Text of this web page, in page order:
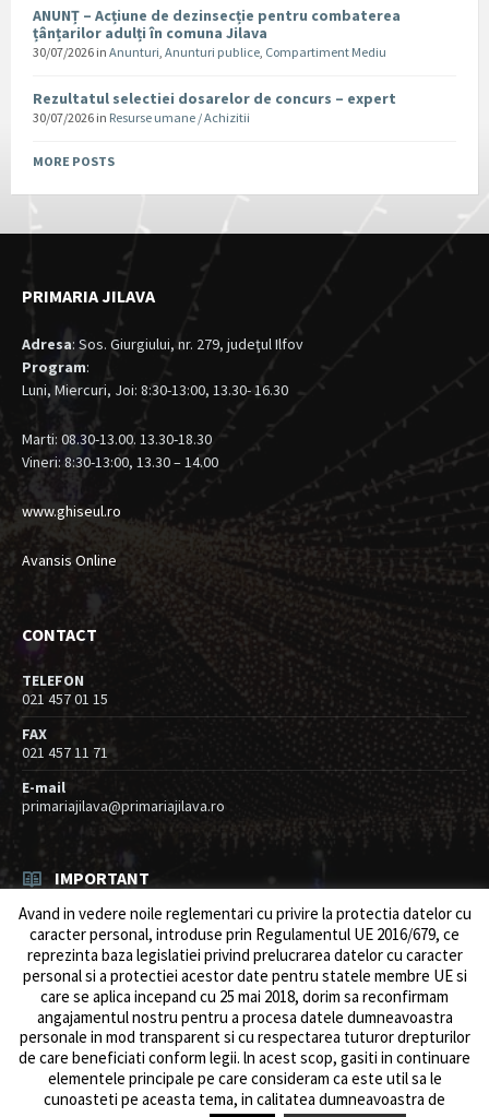
ANUNȚ – Acțiune de dezinsecție pentru combaterea
țânțarilor adulți în comuna Jilava
30/07/2026 in Anunturi, Anunturi publice, Compartiment Mediu
Rezultatul selectiei dosarelor de concurs – expert
30/07/2026 in Resurse umane / Achizitii
MORE POSTS
PRIMARIA JILAVA
Adresa: Sos. Giurgiului, nr. 279, judeţul Ilfov
Program:
Luni, Miercuri, Joi: 8:30-13:00, 13.30- 16.30
Marti: 08.30-13.00. 13.30-18.30
Vineri: 8:30-13:00, 13.30 – 14.00
www.ghiseul.ro
Avansis Online
CONTACT
TELEFON
021 457 01 15
FAX
021 457 11 71
E-mail
primariajilava@primariajilava.ro
IMPORTANT
Rezultat concurs expert – proba scrisa
06/08/2026 inResurse umane / Achizitii
Anunt concurs
05/08/2026 Resurse umane / Achizitii
© 2026 Primăria Comunei Jilava. Dev byows.ro
Avand in vedere noile reglementari cu privire la protectia datelor cu
caracter personal, introduse prin Regulamentul UE 2016/679, ce
reprezinta baza legislatiei privind prelucrarea datelor cu caracter
personal si a protectiei acestor date pentru statele membre UE si
care se aplica incepand cu 25 mai 2018, dorim sa reconfirmam
angajamentul nostru pentru a procesa datele dumneavoastra
personale in mod transparent si cu respectarea tuturor drepturilor
de care beneficiati conform legii. ln acest scop, gasiti in continuare
elementele principale pe care consideram ca este util sa le
cunoasteti pe aceasta tema, in calitatea dumneavoastra de